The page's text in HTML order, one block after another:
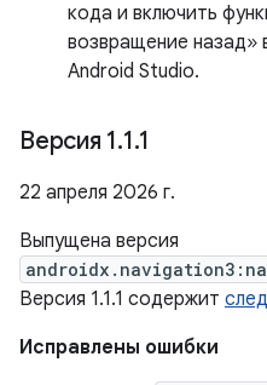
кода и включить
возвращение назад»
Android Studio.
Версия 1.1.1
22 апреля 2026 г.
Выпущена версия
Версия 1.1.1 содержит
Исправлены ошибки